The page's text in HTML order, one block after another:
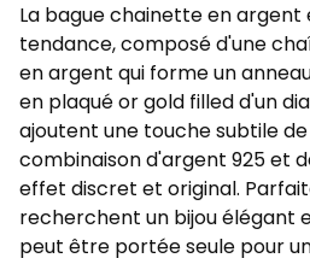
La bague chainette en argent
tendance, composé d'une
en argent qui forme un
en plaqué or gold filled d'un
ajoutent une touche subtile
combinaison d'argent 925 et
effet discret et original.
recherchent un bijou élégant
peut être portée seule pour